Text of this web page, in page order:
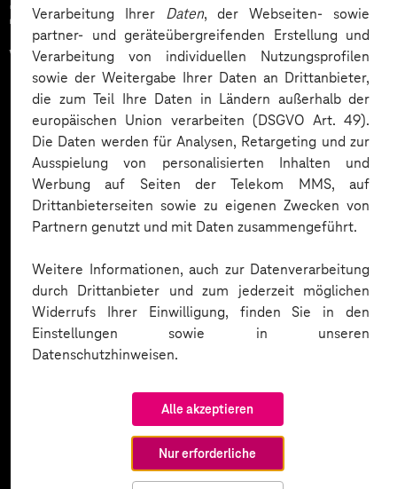
Verarbeitung Ihrer Daten, der Webseiten- sowie
partner- und geräteübergreifenden Erstellung und
Verarbeitung von individuellen Nutzungsprofilen
sowie der Weitergabe Ihrer Daten an Drittanbieter,
die zum Teil Ihre Daten in Ländern außerhalb der
europäischen Union verarbeiten (DSGVO Art. 49).
Die Daten werden für Analysen, Retargeting und zur
Ausspielung von personalisierten Inhalten und
Werbung auf Seiten der Telekom MMS, auf
Drittanbieterseiten sowie zu eigenen Zwecken von
Partnern genutzt und mit Daten zusammengeführt.
Weitere Informationen, auch zur Datenverarbeitung
durch Drittanbieter und zum jederzeit möglichen
Widerrufs Ihrer Einwilligung, finden Sie in den
Einstellungen sowie in unseren
Datenschutzhinweisen.
Alle akzeptieren
Nur erforderliche
Zahlreiche Unternehmen
vertrauen auf unsere
Expertise. Hier eine Auswahl: